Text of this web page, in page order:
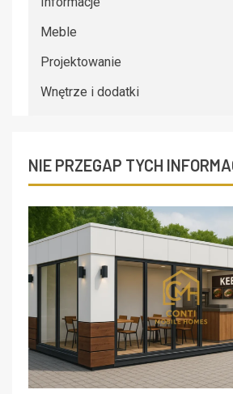
Meble
Projektowanie
Wnętrze i dodatki
NIE PRZEGAP TYCH